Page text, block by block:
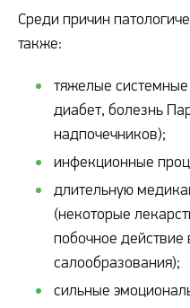
Среди причин
также:
тяжелые
диабет, болезнь
надпочечников);
инфекционные
длительную
(некоторые
побочное
салообразования);
сильные